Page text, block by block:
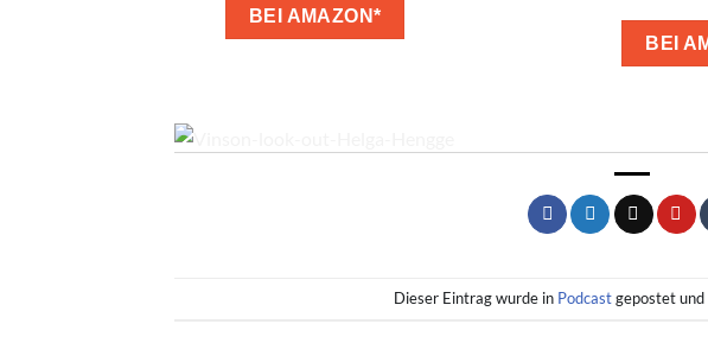
BEI AMAZON*
BEI
Dieser Eintrag wurde in Podcastgepostet